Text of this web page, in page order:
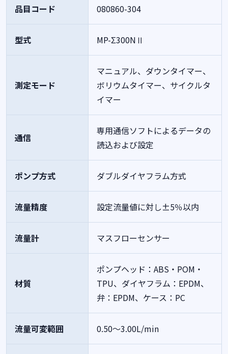
品目コード 080860-304
型式 MP-Σ300NⅡ
測定モード
マニュアル、ダウンタイマー、
ボリウムタイマー、サイクルタ
イマー
通信
専用通信ソフトによるデータの
読込および設定
ポンプ方式 ダブルダイヤフラム方式
流量精度 設定流量値に対し±5％以内
流量計 マスフローセンサー
材質
ポンプヘッド：ABS・POM・
TPU、ダイヤフラム：EPDM、
弁：EPDM、ケース：PC
流量可変範囲 0.50～3.00L/min